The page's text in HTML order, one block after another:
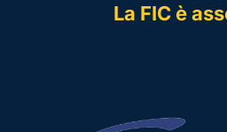
La FIC è